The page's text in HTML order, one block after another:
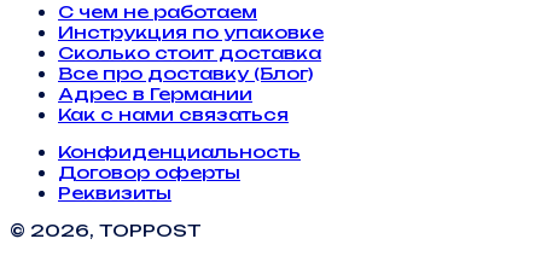
С чем не работаем
Инструкция по упаковке
Сколько стоит доставка
Все про доставку (Блог)
Адрес в Германии
Как с нами связаться
Конфиденциальность
Договор оферты
Реквизиты
© 2026, TOPPOST